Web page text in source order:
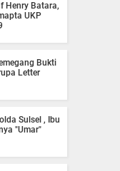
Henry Batara,
UKP
Bukti
Letter
Sulsel , Ibu
"Umar"